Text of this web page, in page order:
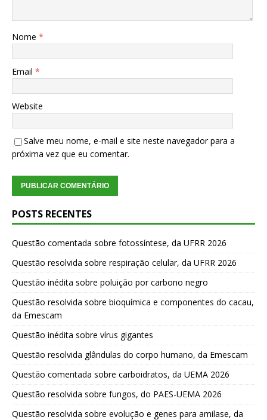
Nome *
Email *
Website
Salve meu nome, e-mail e site neste navegador para a
próxima vez que eu comentar.
POSTS RECENTES
Questão comentada sobre fotossíntese, da UFRR 2026
Questão resolvida sobre respiração celular, da UFRR 2026
Questão inédita sobre poluição por carbono negro
Questão resolvida sobre bioquímica e componentes do cacau,
da Emescam
Questão inédita sobre vírus gigantes
Questão resolvida glândulas do corpo humano, da Emescam
Questão comentada sobre carboidratos, da UEMA 2026
Questão resolvida sobre fungos, do PAES-UEMA 2026
Questão resolvida sobre evolução e genes para amilase, da